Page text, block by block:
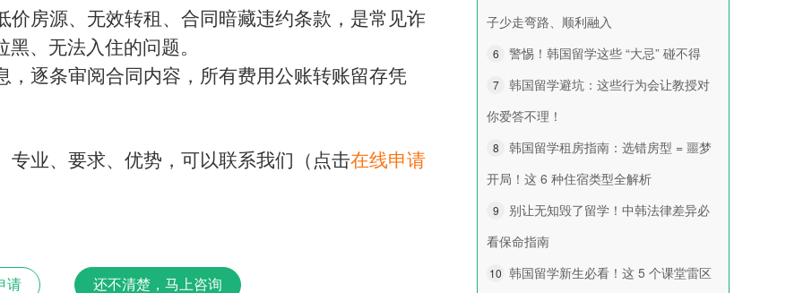
价房源、无效转租、合同暗藏违约条款，是常见诈
、无法入住的问题。
，逐条审阅合同内容，所有费用公账转账留存凭
专业、要求、优势，可以联系我们（点击在线申请
请 还不清楚，马上咨询
子少走弯路、顺利融入
6 警惕！韩国留学这些 “大忌” 碰不得
7
韩国留学避坑：这些行为会让教授对
你爱答不理！
8
韩国留学租房指南：选错房型 = 噩梦
开局！这 6 种住宿类型全解析
9
别让无知毁了留学！中韩法律差异必
看保命指南
10 韩国留学新生必看！这 5 个课堂雷区